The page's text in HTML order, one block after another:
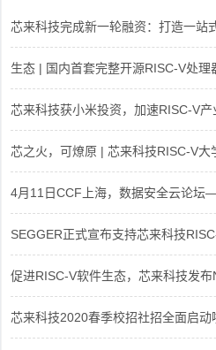
芯来科技完成新一轮融资：打造一站
生态 | 国内首套完整开源RISC-V处理
芯来科技获小米投资，加速RISC-V产
芯之火，可燎原 | 芯来科技RISC-V大
4月11日CCF上海，数据安全云论坛
SEGGER正式宣布支持芯来科技
促进RISC-V软件生态，芯来科技发
芯来科技2020春季校招社招全面启动